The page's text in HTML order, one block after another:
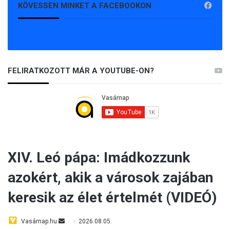
KÖVESSEN MINKET A FACEBOOKON
FELIRATKOZOTT MÁR A YOUTUBE-ON?